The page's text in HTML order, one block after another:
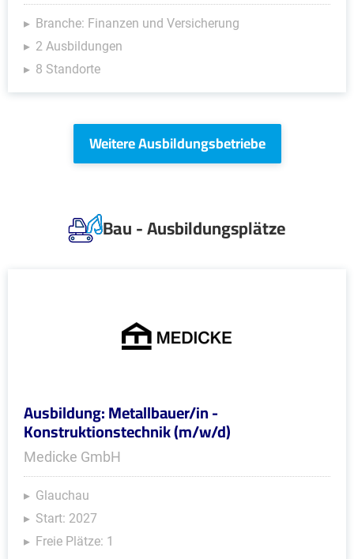
Branche: Finanzen und Versicherung
2 Ausbildungen
8 Standorte
Weitere Ausbildungsbetriebe
Bau - Ausbildungsplätze
Ausbildung: Metallbauer/in -
Konstruktionstechnik (m/w/d)
Medicke GmbH
Glauchau
Start: 2027
Freie Plätze: 1